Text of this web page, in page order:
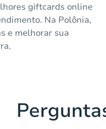
giftcards online
Na Polônia,
e melhorar sua